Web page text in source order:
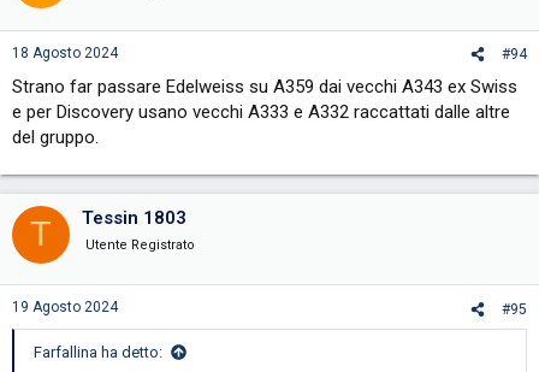
18 Agosto 2024 #94
Strano far passare Edelweiss su A359 dai vecchi A343 ex Swiss
e per Discovery usano vecchi A333 e A332 raccattati dalle altre
del gruppo.
T Tessin 1803
Utente Registrato
19 Agosto 2024 #95
Farfallina ha detto: